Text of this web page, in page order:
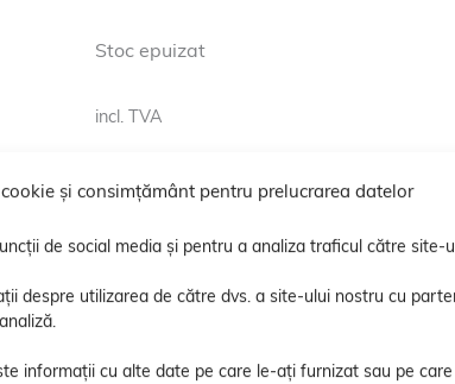
și consimțământ pentru prelucrarea datelor
de social media și pentru a analiza traficul către site-
despre utilizarea de către dvs. a site-ului nostru cu
informații cu alte date pe care le-ați furnizat sau pe
Stoc epuizat
incl. TVA